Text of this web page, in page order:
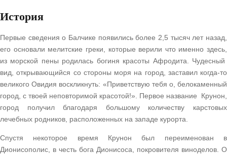
История
Первые сведения о Балчике появились более 2,5 тысяч лет назад,
его основали мелитские греки, которые верили что именно здесь,
из морской пены родилась богиня красоты Афродита. Чудесный
вид, открывающийся со стороны моря на город, заставил когда-то
великого Овидия воскликнуть: «Приветствую тебя о, белокаменный
город, с твоей неповторимой красотой!». Первое название Крунон,
город получил благодаря большому количеству карстовых
лечебных родников, расположенных на западе курорта.
Спустя некоторое время Крунон был переименован в
Дионисополис, в честь бога Дионисоса, покровителя виноделов. О